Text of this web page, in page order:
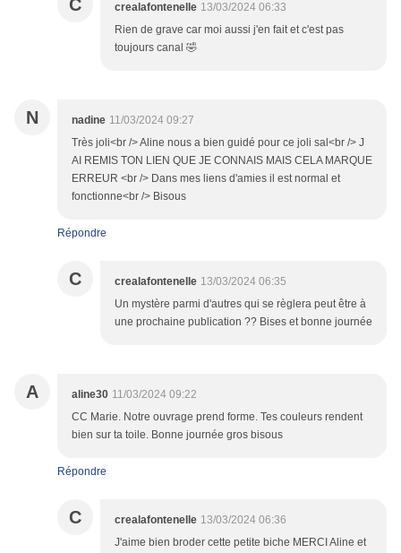
C crealafontenelle 13/03/2024 06:33
Rien de grave car moi aussi j'en fait et c'est pas
toujours canal 🤣
N nadine 11/03/2024 09:27
Très joli<br /> Aline nous a bien guidé pour ce joli sal<br /> J
AI REMIS TON LIEN QUE JE CONNAIS MAIS CELA MARQUE
ERREUR <br /> Dans mes liens d'amies il est normal et
fonctionne<br /> Bisous
Répondre
C crealafontenelle 13/03/2024 06:35
Un mystère parmi d'autres qui se règlera peut être à
une prochaine publication ?? Bises et bonne journée
A aline30 11/03/2024 09:22
CC Marie. Notre ouvrage prend forme. Tes couleurs rendent
bien sur ta toile. Bonne journée gros bisous
Répondre
C crealafontenelle 13/03/2024 06:36
J'aime bien broder cette petite biche MERCI Aline et